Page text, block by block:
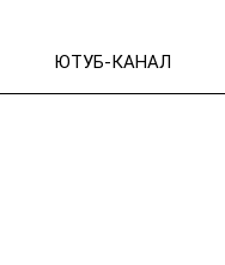
ЮТУБ-КАНАЛ